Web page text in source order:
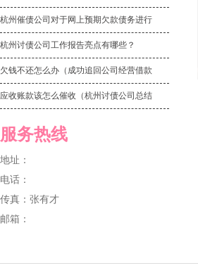
杭州催债公司对于网上预期欠款债务进行
杭州讨债公司工作报告亮点有哪些？
欠钱不还怎么办（成功追回公司经营借款
应收账款该怎么催收（杭州讨债公司总结
服务热线
地址：
电话：
传真：张有才
邮箱：